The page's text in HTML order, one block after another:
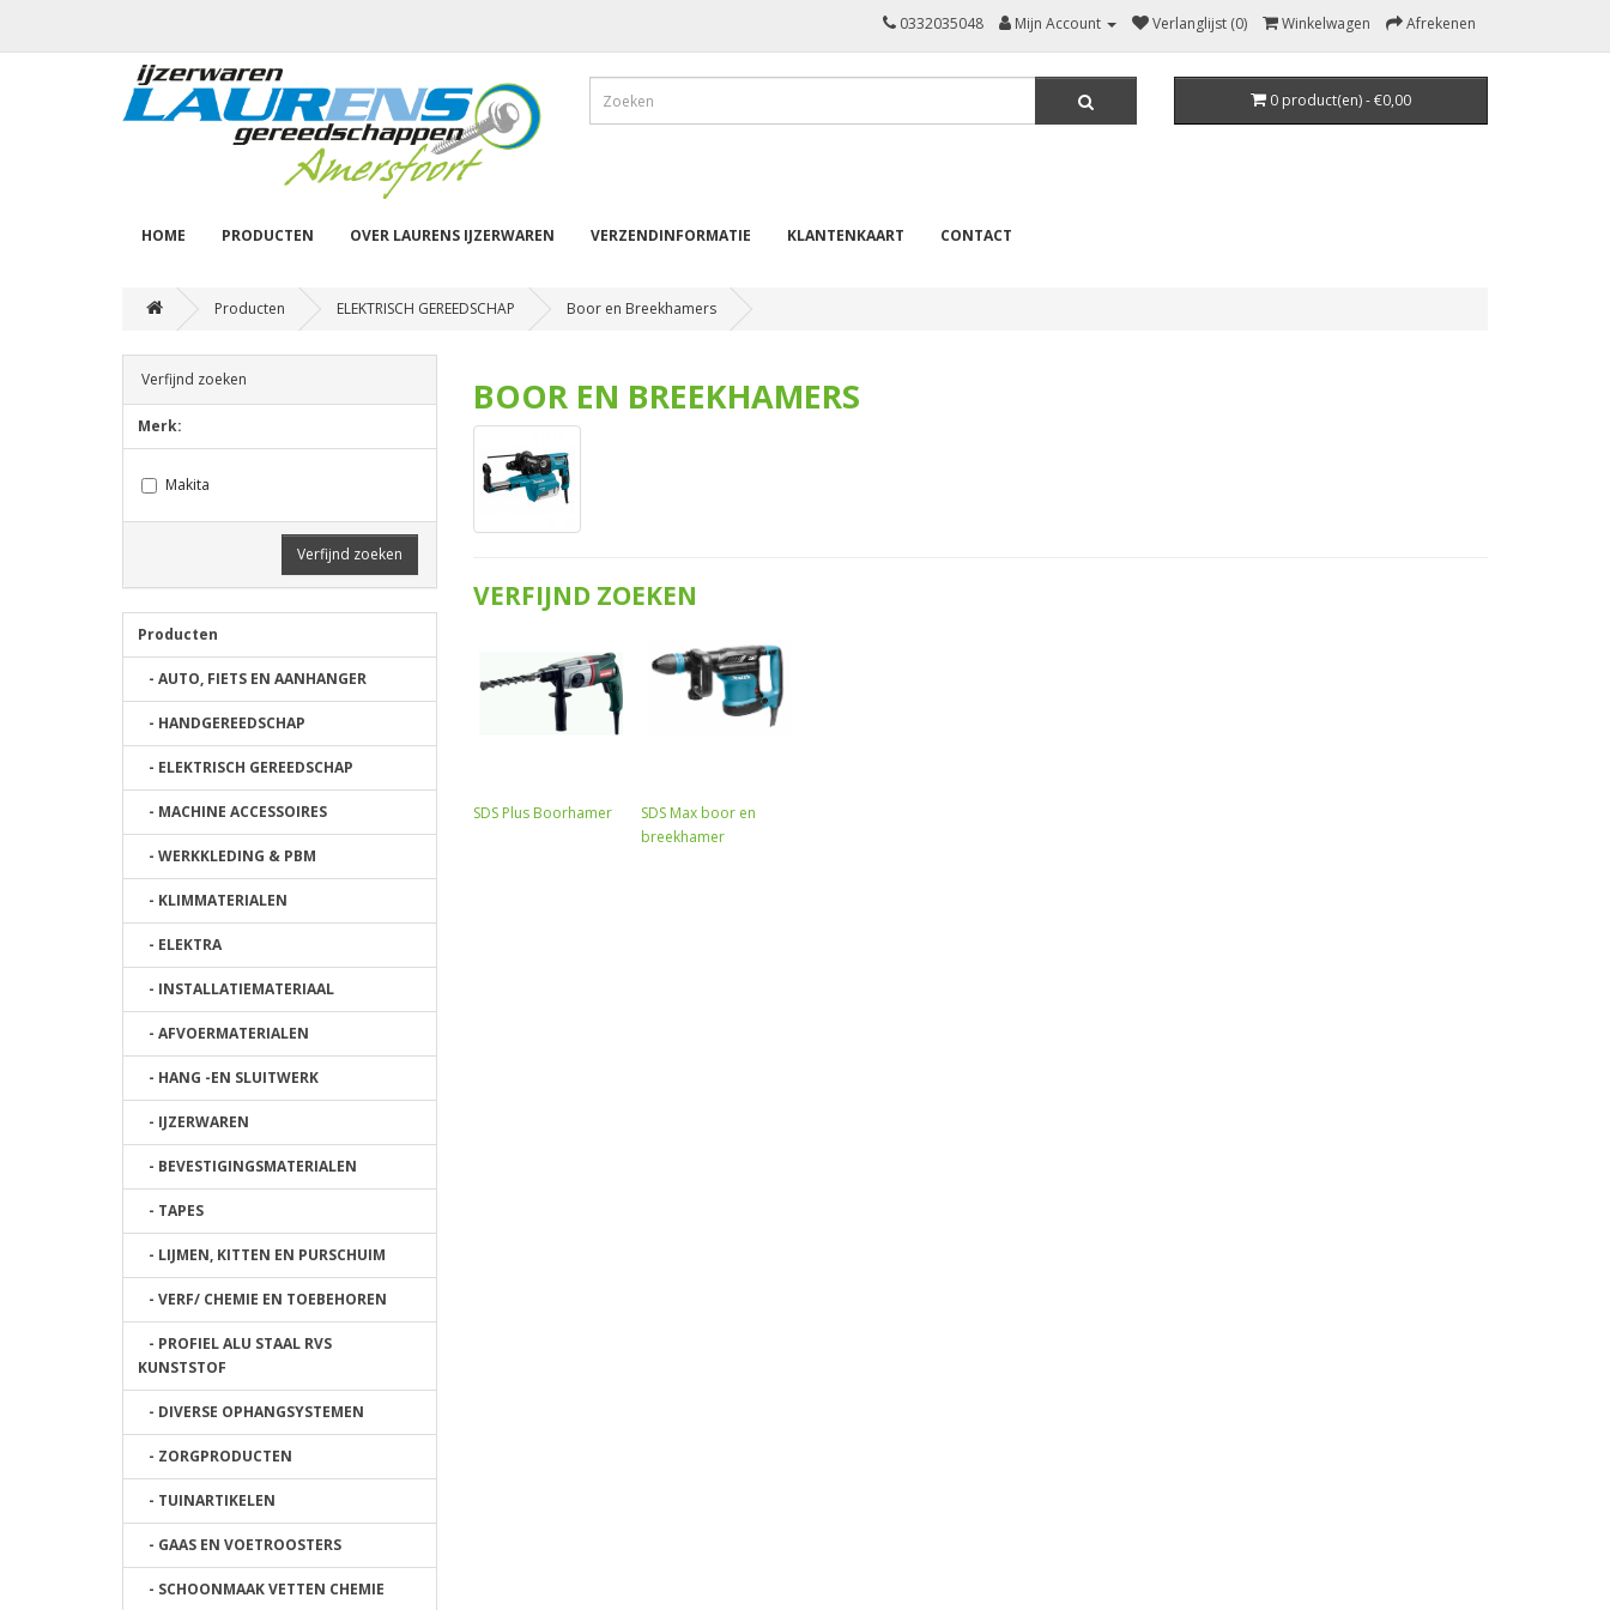
0332035048 Mijn Account Verlanglijst (0) Winkelwagen Afrekenen
0 product(en) - €0,00
HOME PRODUCTEN OVER LAURENS IJZERWAREN VERZENDINFORMATIE KLANTENKAART CONTACT
Producten ELEKTRISCH GEREEDSCHAP Boor en Breekhamers
Verfijnd zoeken
Merk:
Makita
Verfijnd zoeken
Producten
- AUTO, FIETS EN AANHANGER
- HANDGEREEDSCHAP
- ELEKTRISCH GEREEDSCHAP
- MACHINE ACCESSOIRES
- WERKKLEDING & PBM
- KLIMMATERIALEN
- ELEKTRA
- INSTALLATIEMATERIAAL
- AFVOERMATERIALEN
- HANG -EN SLUITWERK
- IJZERWAREN
- BEVESTIGINGSMATERIALEN
- TAPES
- LIJMEN, KITTEN EN PURSCHUIM
- VERF/ CHEMIE EN TOEBEHOREN
- PROFIEL ALU STAAL RVS
KUNSTSTOF
- DIVERSE OPHANGSYSTEMEN
- ZORGPRODUCTEN
- TUINARTIKELEN
- GAAS EN VOETROOSTERS
- SCHOONMAAK VETTEN CHEMIE
BOOR EN BREEKHAMERS
VERFIJND ZOEKEN
SDS Plus Boorhamer
SDS Max boor en
breekhamer